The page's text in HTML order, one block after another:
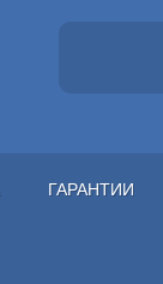
ГАРАНТИИ